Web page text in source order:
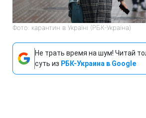
Фото: карантин в Україні (РБК-Україна)
Не трать время на шум! Читай
суть из РБК-Украина в Google